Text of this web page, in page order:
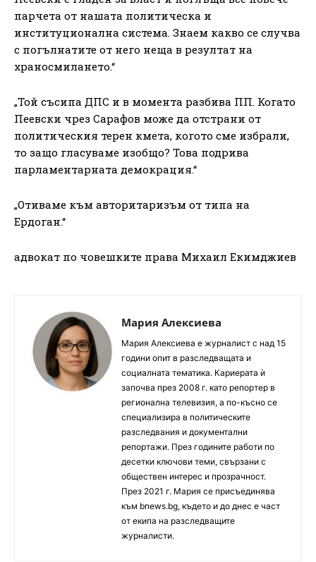
парчета от нашата политическа и
институционална система. Знаем какво се случва
с погълнатите от него неща в резултат на
храносмилането.“
„Той съсипа ДПС и в момента разбива ПП. Когато
Пеевски чрез Сарафов може да отстрани от
политическия терен кмета, когото сме избрали,
то защо гласуваме изобщо? Това подрива
парламентарната демокрация.“
„Отиваме към авторитаризъм от типа на
Ердоган.“
адвокат по човешките права Михаил Екимджиев
Мария Алексиева
Мария Алексиева е журналист с над 15
години опит в разследващата и
социалната тематика. Кариерата ѝ
започва през 2008 г. като репортер в
регионална телевизия, а по-късно се
специализира в политическите
разследвания и документални
репортажи. През годините работи по
десетки ключови теми, свързани с
обществен интерес и прозрачност.
През 2021 г. Мария се присъединява
към bnews.bg, където и до днес е част
от екипа на разследващите
журналисти.